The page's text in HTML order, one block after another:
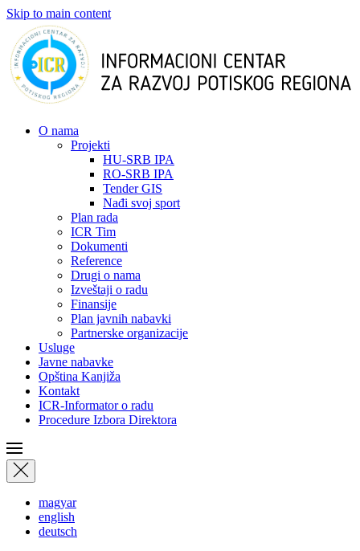
Skip to main content
О nama
Projekti
HU-SRB IPA
RO-SRB IPA
Tender GIS
Nađi svoj sport
Plan rada
ICR Tim
Dokumenti
Reference
Drugi o nama
Izveštaji o radu
Finansije
Plan javnih nabavki
Partnerske organizacije
Usluge
Javne nabavke
Opština Kanjiža
Kontakt
ICR-Informator o radu
Procedure Izbora Direktora
magyar
english
deutsch